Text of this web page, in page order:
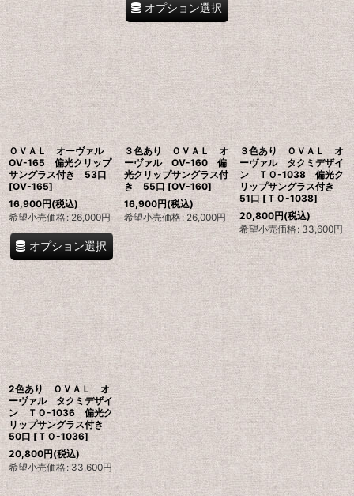
オプション選択
ＯＶＡＬ オーヴァル
OV-165 偏光クリップ
サングラス付き 53口
[OV-165]
16,900円(税込)
希望小売価格: 26,000円
オプション選択
３色あり ＯＶＡＬ オ
ーヴァル OV-160 偏
光クリップサングラス付
き 55口 [OV-160]
16,900円(税込)
希望小売価格: 26,000円
３色あり ＯＶＡＬ オ
ーヴァル タクミデザイ
ン ＴＯ-1038 偏光ク
リップサングラス付き
51口 [ＴＯ-1038]
20,800円(税込)
希望小売価格: 33,600円
2色あり ＯＶＡＬ オ
ーヴァル タクミデザイ
ン ＴＯ-1036 偏光ク
リップサングラス付き
50口 [ＴＯ-1036]
20,800円(税込)
希望小売価格: 33,600円